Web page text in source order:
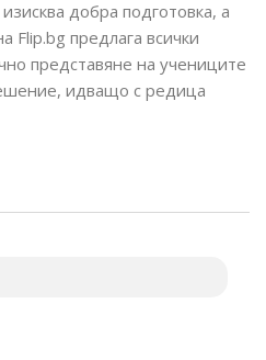
добра подготовка, а
Flip.bg предлага всички
представяне на учениците
идващо с редица